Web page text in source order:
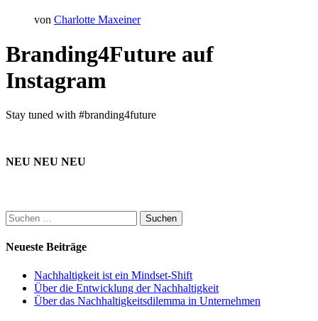
von Charlotte Maxeiner
Branding4Future auf
Instagram
Stay tuned with #branding4future
NEU NEU NEU
Suchen
nach:
Neueste Beiträge
Nachhaltigkeit ist ein Mindset-Shift
Über die Entwicklung der Nachhaltigkeit
Über das Nachhaltigkeitsdilemma in Unternehmen